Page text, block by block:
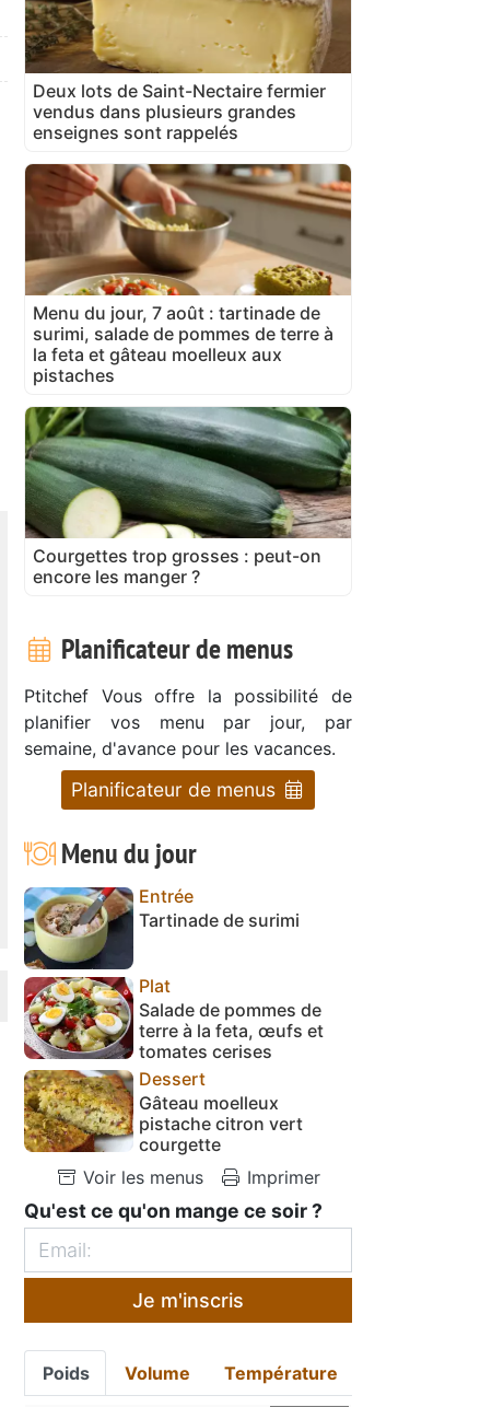
Deux lots de Saint-Nectaire fermier
vendus dans plusieurs grandes
enseignes sont rappelés
Menu du jour, 7 août : tartinade de
surimi, salade de pommes de terre à
la feta et gâteau moelleux aux
pistaches
Courgettes trop grosses : peut-on
encore les manger ?
Planificateur de menus
Ptitchef Vous offre la possibilité de
planifier vos menu par jour, par
semaine, d'avance pour les vacances.
Planificateur de menus
Menu du jour
Entrée
Tartinade de surimi
Plat
Salade de pommes de
terre à la feta, œufs et
tomates cerises
Dessert
Gâteau moelleux
pistache citron vert
courgette
Voir les menus
Imprimer
Qu'est ce qu'on mange ce soir ?
Je m'inscris
Poids Volume Température